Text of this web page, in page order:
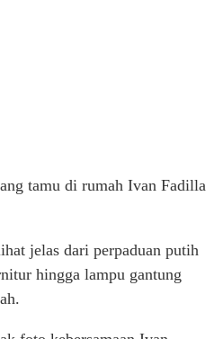
tamu di rumah Ivan Fadilla
jelas dari perpaduan putih
hingga lampu gantung